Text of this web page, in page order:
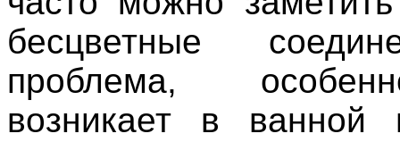
бесцветные
проблема,
возникает в ванной